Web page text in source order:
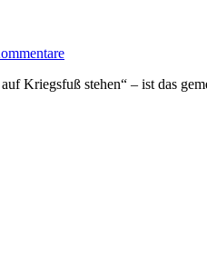
Kriegsfuß stehen“ – ist das